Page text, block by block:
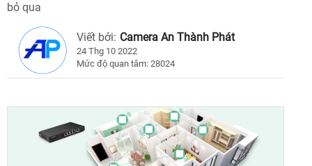
bỏ qua
Viết bởi: Camera An Thành Phát
24 Thg 10 2022
Mức độ quan tâm: 28024